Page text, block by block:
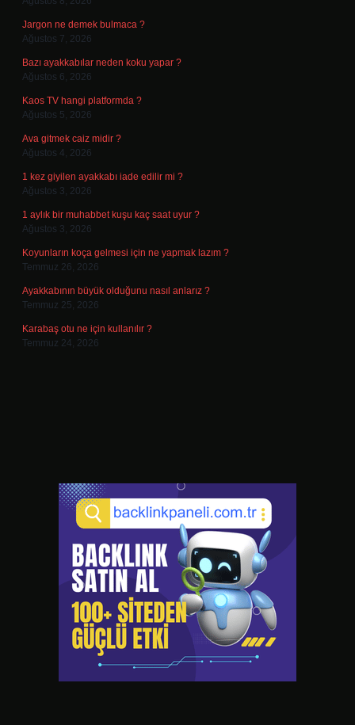
Jargon ne demek bulmaca ?
Ağustos 7, 2026
Bazı ayakkabılar neden koku yapar ?
Ağustos 6, 2026
Kaos TV hangi platformda ?
Ağustos 5, 2026
Ava gitmek caiz midir ?
Ağustos 4, 2026
1 kez giyilen ayakkabı iade edilir mi ?
Ağustos 3, 2026
1 aylık bir muhabbet kuşu kaç saat uyur ?
Ağustos 3, 2026
Koyunların koça gelmesi için ne yapmak lazım ?
Temmuz 26, 2026
Ayakkabının büyük olduğunu nasıl anlarız ?
Temmuz 25, 2026
Karabaş otu ne için kullanılır ?
Temmuz 24, 2026